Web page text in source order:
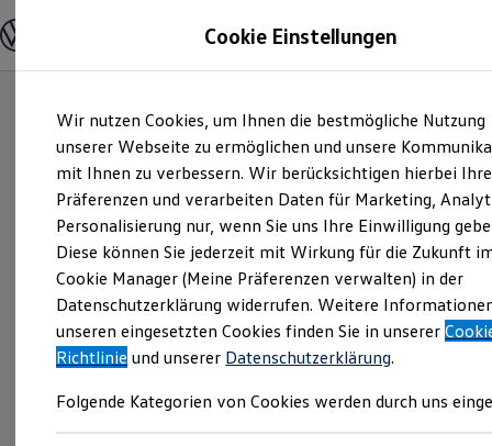
Hauptinhalt
springen
Footer
springen
Modelle und Konfigurator
Modelle vergleichen
Elektroautos
ENERGY Sondermodelle
Nutzfahrzeuge
SUV und CUV
Familienautos
Kombis
Kompaktwagen
Sportwagen
Schnell verfügbare Fahrzeuge
Angebote und Produkte
Aktuelle Angebote
E-Auto-Förderung
Volkswagen Marktplatz
Junge Gebrauchtwagen und Gebrauchtwagen
Cookie Einstellungen
Wir nutzen Cookies, um Ihnen die bestmögliche Nutzung
unserer Webseite zu ermöglichen und unsere
mit Ihnen zu verbessern. Wir berücksichtigen hierbei Ihre
Präferenzen und verarbeiten Daten für Marketing,
Personalisierung nur, wenn Sie uns Ihre Einwilligung
Diese können Sie jederzeit mit Wirkung für die Zukunft
Cookie Manager (Meine Präferenzen verwalten) in der
Datenschutzerklärung widerrufen. Weitere
unseren eingesetzten Cookies finden Sie in unserer
Richtlinie und unserer Datenschutzerklärung.
Folgende Kategorien von Cookies werden durch uns